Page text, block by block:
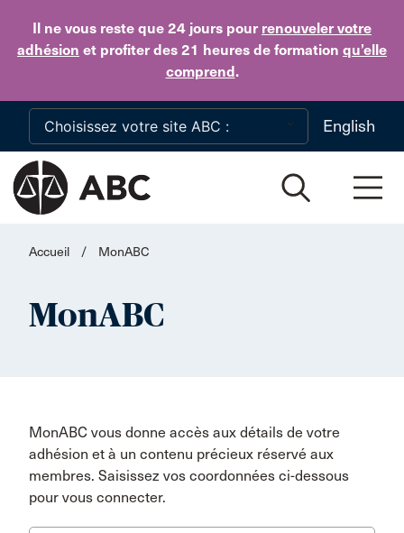
Il ne vous reste que 24 jours pour renouveler votre
adhésion et profiter des 21 heures de formation qu’elle
comprend.
Skip to main content
English
Accueil / MonABC
MonABC
MonABC vous donne accès aux détails de votre
adhésion et à un contenu précieux réservé aux
membres. Saisissez vos coordonnées ci-dessous
pour vous connecter.